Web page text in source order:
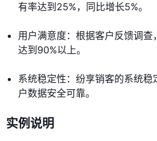
有率达到25%，同比增长5%。
用户满意度：根据客户反馈调
达到90%以上。
系统稳定性：纷享销客的系统
户数据安全可靠。
实例说明